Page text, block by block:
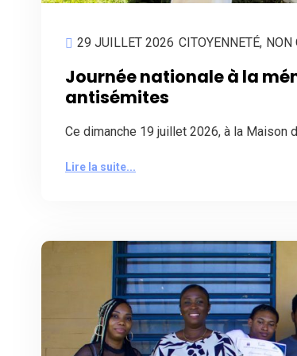
29 JUILLET 2026 CITOYENNETÉ, NON
Journée nationale à la
antisémites
Ce dimanche 19 juillet 2026, à la Maison
Lire la suite...